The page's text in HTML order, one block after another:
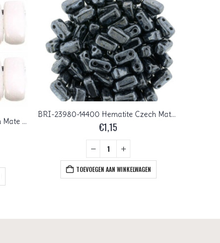
BRI-03000 Opaque White Czech Mate Bricks 40 Pc.
BRI-23980-14400 Hematite Czech Mate Bricks 40 Pc.
€1,15
TOEVOEGEN AAN WINKELWAGEN